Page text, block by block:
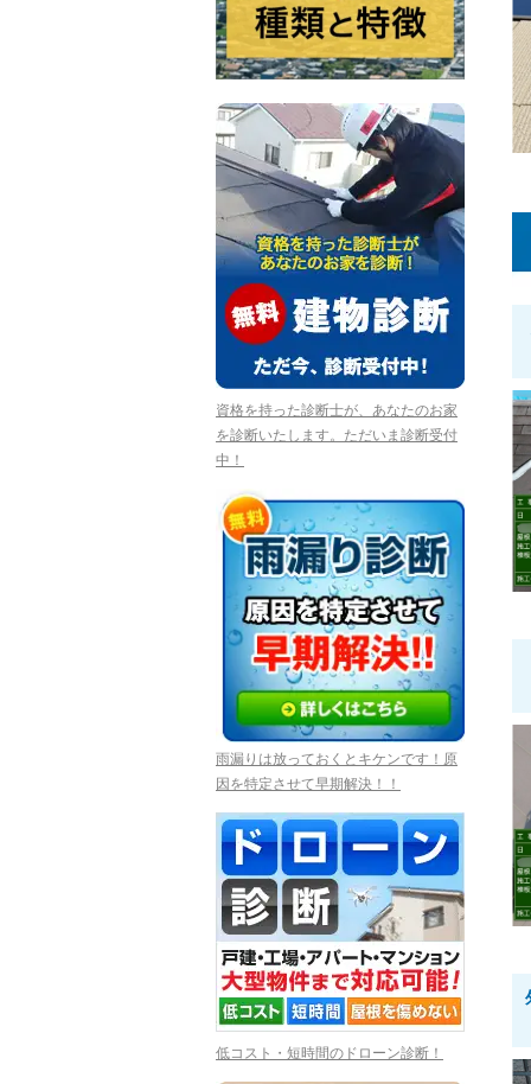
資格を持った診断士が、あなたのお家
を診断いたします。ただいま診断受付
中！
雨漏りは放っておくとキケンです！原
因を特定させて早期解決！！
低コスト・短時間のドローン診断！